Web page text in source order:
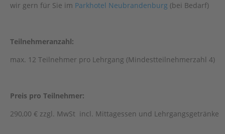
wir gern für Sie im Parkhotel Neubrandenburg (bei Bedarf)
Teilnehmeranzahl:
max. 12 Teilnehmer pro Lehrgang (Mindestteilnehmerzahl 4)
Preis pro Teilnehmer:
290,00 € zzgl. MwSt incl. Mittagessen und Lehrgangsgetränke